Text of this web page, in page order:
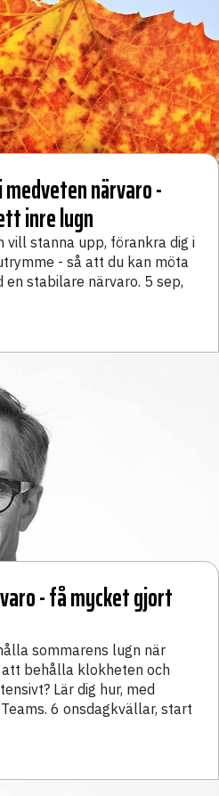
närvaro -
inre lugn
vill stanna upp, förankra dig i
- så att du kan möta
en stabilare närvaro. 5 sep,
- få mycket gjort
sommarens lugn när
att behålla klokheten och
Lär dig hur, med
6 onsdagkvällar, start